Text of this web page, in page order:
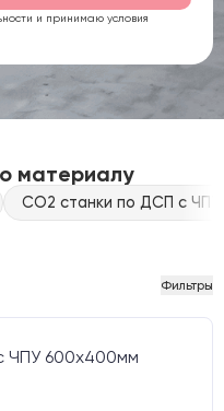
и принимаю условия
материалу
CO2 станки по ДСП с ЧПУ
Фильтры